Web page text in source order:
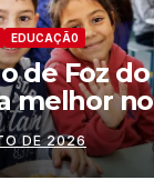
EDUCAÇÃ0
de Foz
melhor
IDEB
DE 2026